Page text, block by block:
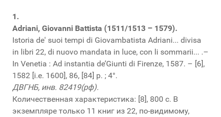
1.
Adriani, Giovanni Battista (1511/1513 – 1579).
Istoria de' suoi tempi di Giovambatista Adriani... divisa
in libri 22, di nuovo mandata in luce, con li sommarii... .–
In Venetia : Ad instantia de’Giunti di Firenze, 1587. – [6],
1582 [i.e. 1600], 86, [84] p. ; 4°.
ДВГНБ, инв. 82419(рф).
Количественная характеристика: [8], 800 с. В
экземпляре только 11 книг из 22, по-видимому,